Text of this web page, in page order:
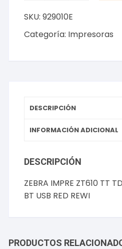
TT
TD
USB
REWI
SKU:929010E
Categoría: Impresoras
DESCRIPCIÓN
INFORMACIÓN ADICIONAL
DESCRIPCIÓN
ZEBRA IMPRE ZT610 TT
BT USB RED REWI
PRODUCTOS